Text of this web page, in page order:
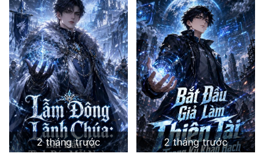
Cẩu Đạo Trường Sinh
Ngự Thú
Truyện Nam
Truyện Nữ
Vô Địch Lưu
Xây Dựng Thế Lực
2 tháng trước
2 tháng trước